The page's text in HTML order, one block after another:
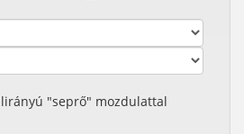
"seprő" mozdulattal